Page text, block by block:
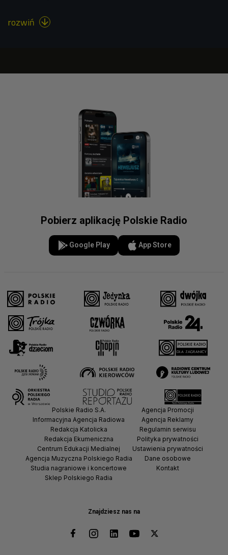
rozwiń 
Pobierz aplikację Polskie Radio
Google Play App Store
Znajdziesz nas na
Polskie Radio S.A.
Informacyjna Agencja Radiowa
Redakcja Katolicka
Redakcja Ekumeniczna
Centrum Edukacji Medialnej
Agencja Muzyczna Polskiego Radia
Studia nagraniowe i koncertowe
Sklep Polskiego Radia
Agencja Promocji
Agencja Reklamy
Regulamin serwisu
Polityka prywatności
Ustawienia prywatności
Dane osobowe
Kontakt